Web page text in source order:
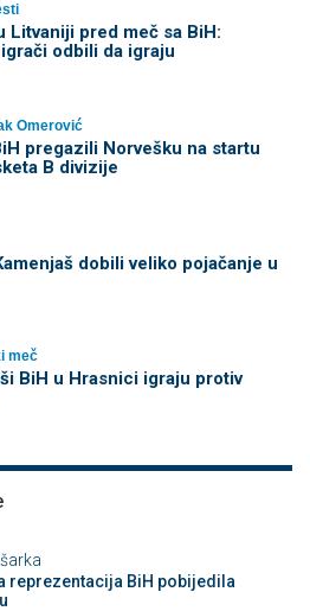
Litvaniji pred meč sa BiH:
odbili da igraju
Omerović
pregazili Norvešku na startu
B divizije
dobili veliko pojačanje u
meč
BiH u Hrasnici igraju protiv
reprezentacija BiH pobijedila